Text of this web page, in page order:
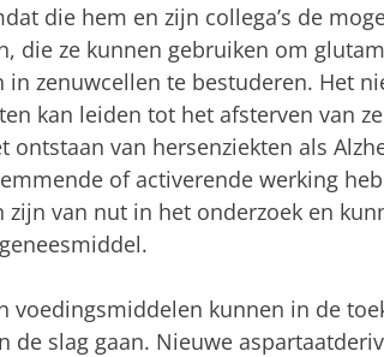
die hem en zijn collega’s de
die ze kunnen gebruiken om
zenuwcellen te bestuderen. Het
kan leiden tot het afsterven van
ontstaan van hersenziekten als
of activerende werking
van nut in het onderzoek en
voedingsmiddelen kunnen in de
de slag gaan. Nieuwe